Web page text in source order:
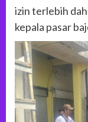
izin terlebih
kepala pasar